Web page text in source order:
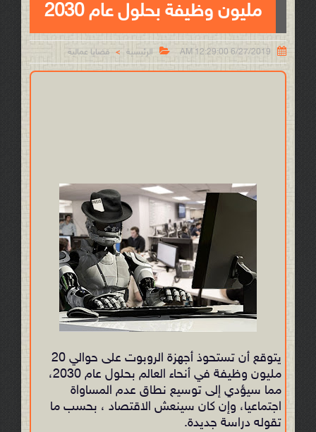
مليون وظيفة بحلول عام 2030

6/27/2019 12:29:00 AM
 الرئيسية > قضايا عمالية
يتوقع أن تستحوذ أجهزة الروبوت على حوالي 20
مليون وظيفة في أنحاء العالم بحلول عام 2030،
مما سيؤدي إلى توسيع نطاق عدم المساواة
اجتماعيا، وإن كان سينعش الاقتصاد ، بحسب ما
تقوله دراسة جديدة.